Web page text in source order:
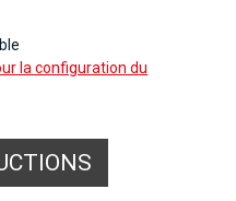
la configuration du